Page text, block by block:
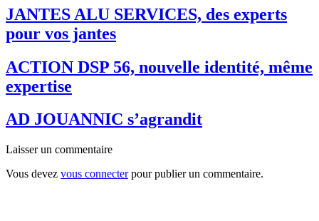
JANTES ALU SERVICES, des experts
pour vos jantes
ACTION DSP 56, nouvelle identité, même
expertise
AD JOUANNIC s’agrandit
Laisser un commentaire
Vous devez vous connecterpour publier un commentaire.